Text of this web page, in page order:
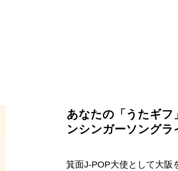
あなたの「うたギフ
ンシンガーソングラ
箕面J-POP大使として大阪